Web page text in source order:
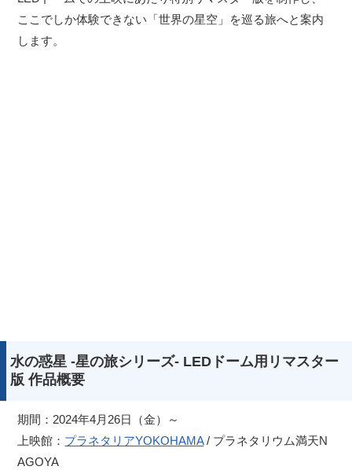
ここでしか体験できない「世界の星空」を巡る旅へと案内
します。
水の惑星 -星の旅シリーズ- LEDドーム用リマスター
版 作品概要
期間：2024年4月26日（金）～
上映館： プラネタリアYOKOHAMA/ プラネタリウム満天N
AGOYA